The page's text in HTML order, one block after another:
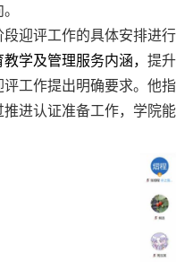
段迎评工作的具体安排进
教学及管理服务内涵， 提升
评工作提出明确要求。他
进认证准备工作， 学院